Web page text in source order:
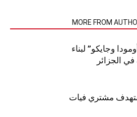
MORE FROM
وجايكو” لبناء
الجزائر
مشتري فيات